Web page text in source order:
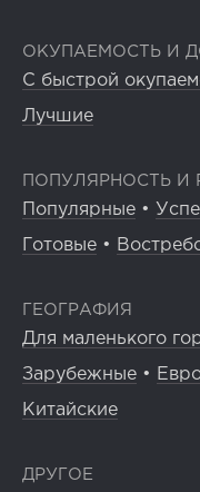
ОКУПАЕМОСТЬ И
С быстрой
Лучшие
ПОПУЛЯРНОСТЬ И
Популярные •
Готовые •
ГЕОГРАФИЯ
Для маленького
Зарубежные •
Китайские
ДРУГОЕ